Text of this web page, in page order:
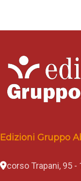
Edizioni Gruppo
corso Trapani, 95 -